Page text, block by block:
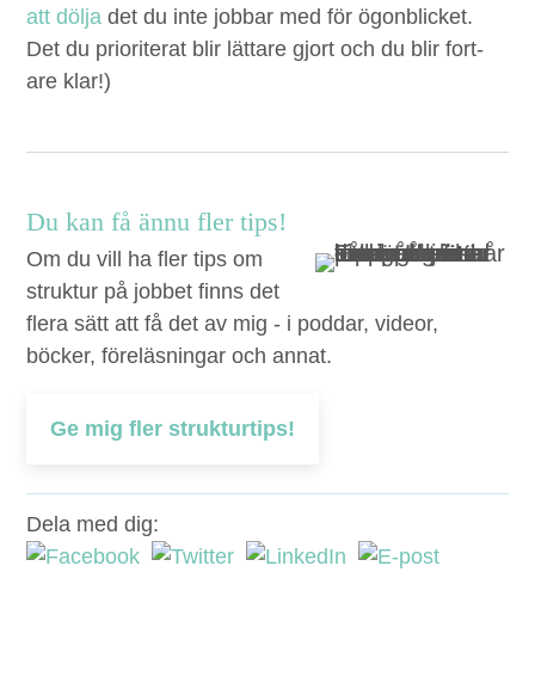
att döl­ja det du inte job­bar med för ögonblick­et.
Det du pri­or­it­er­at blir lättare gjort och du blir fort­
are klar!)
Du kan få ännu fler tips!
Om du vill ha fler tips om
struktur på jobbet finns det
flera sätt att få det av mig - i poddar, videor,
böcker, föreläsningar och annat.
Ge mig fler strukturtips!
Dela med dig: